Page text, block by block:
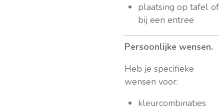
plaatsing op tafel of
bij een entree
Persoonlijke wensen.
Heb je specifieke
wensen voor:
kleurcombinaties